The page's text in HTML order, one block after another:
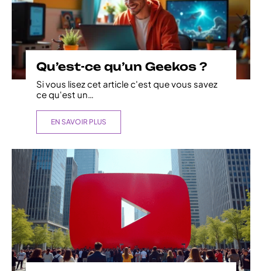
Qu’est-ce qu’un Geekos ?
Si vous lisez cet article c'est que vous savez
ce qu'est un
EN SAVOIR PLUS